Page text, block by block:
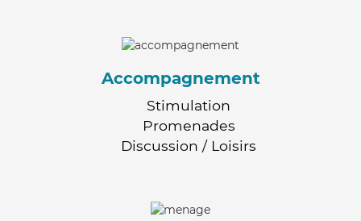
Accompagnement
Stimulation
Promenades
Discussion / Loisirs